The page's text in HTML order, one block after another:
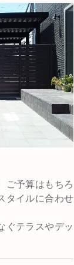
ご予算はもちろ
タイルに合わせ
ぐテラスやデッ